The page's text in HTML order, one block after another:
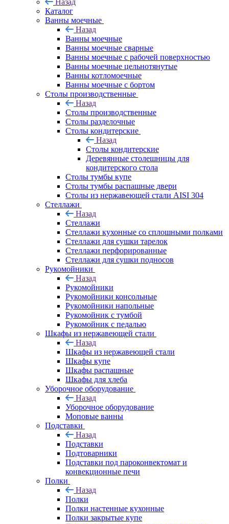
Назад
Каталог
Ванны моечные
Назад
Ванны моечные
Ванны моечные сварные
Ванны моечные с рабочей поверхностью
Ванны моечные цельнотянутые
Ванны котломоечные
Ванны моечные с бортом
Столы производственные
Назад
Столы производственные
Столы разделочные
Столы кондитерские
Назад
Столы кондитерские
Деревянные столешницы для
кондитерского стола
Столы тумбы купе
Столы тумбы распашные двери
Столы из нержавеющей стали AISI 304
Стеллажи
Назад
Стеллажи
Стеллажи кухонные со сплошными полками
Стеллажи для сушки тарелок
Стеллажи перфорированные
Стеллажи для сушки подносов
Рукомойники
Назад
Рукомойники
Рукомойники консольные
Рукомойники напольные
Рукомойник с тумбой
Рукомойник с педалью
Шкафы из нержавеющей стали
Назад
Шкафы из нержавеющей стали
Шкафы купе
Шкафы распашные
Шкафы для хлеба
Уборочное оборудование
Назад
Уборочное оборудование
Моповые ванны
Подставки
Назад
Подставки
Подтоварники
Подставки под пароконвектомат и
конвекционные печи
Полки
Назад
Полки
Полки настенные кухонные
Полки закрытые купе